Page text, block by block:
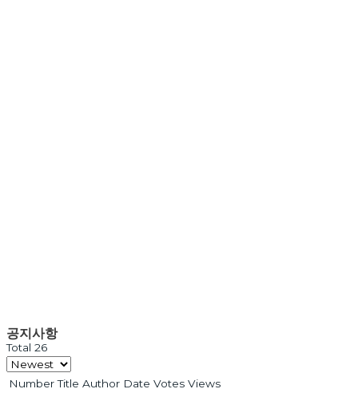
공지사항
Total 26
Number Title Author Date Votes Views